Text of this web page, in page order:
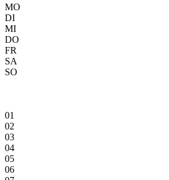
MO
DI
MI
DO
FR
SA
SO
01
02
03
04
05
06